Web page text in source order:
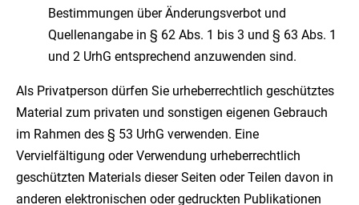
Bestimmungen über Änderungsverbot und
Quellenangabe in § 62 Abs. 1 bis 3 und § 63 Abs. 1
und 2 UrhG entsprechend anzuwenden sind.
Als Privatperson dürfen Sie urheberrechtlich geschütztes
Material zum privaten und sonstigen eigenen Gebrauch
im Rahmen des § 53 UrhG verwenden. Eine
Vervielfältigung oder Verwendung urheberrechtlich
geschützten Materials dieser Seiten oder Teilen davon in
anderen elektronischen oder gedruckten Publikationen